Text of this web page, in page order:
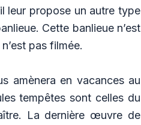
leur propose un autre type
Cette banlieue n’est
pas filmée.
amènera en vacances au
tempêtes sont celles du
La dernière œuvre de